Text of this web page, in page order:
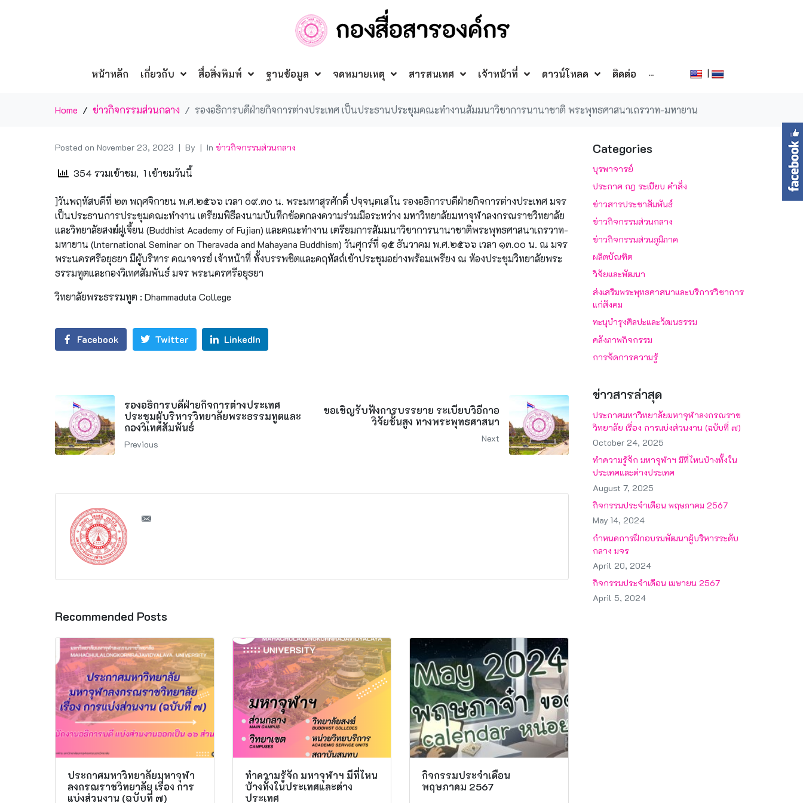
หน้าหลัก เกี่ยวกับ สื่อสิ่งพิมพ์ ฐานข้อมูล จดหมายเหตุ สารสนเทศ เจ้าหน้าที่ ดาวน์โหลด ติดต่อ ··· |
Home ข่าวกิจกรรมส่วนกลาง รองอธิการบดีฝ่ายกิจการต่างประเทศ เป็นประธานประชุมคณะทำงานสัมมนาวิชาการนานาชาติ พระพุทธศาสนาเถรวาท-มหายาน
Posted on November 23, 2023 By In ข่าวกิจกรรมส่วนกลาง
354 รวมเข้าชม, 1 เข้าชมวันนี้
]วันพฤหัสบดีที่ ๒๓ พฤศจิกายน พ.ศ.๒๕๖๖ เวลา ๐๙.๓๐ น. พระมหาสุรศักดิ์ ปจฺจนฺตเสโน รองอธิการบดีฝ่ายกิจการต่างประเทศ มจร
เป็นประธานการประชุมคณะทำงาน เตรียมพิธีลงนามบันทึกข้อตกลงความร่วมมือระหว่าง มหาวิทยาลัยมหาจุฬาลงกรณราชวิทยาลัย
และวิทยาลัยสงฆ์ฝูเจี้ยน (Buddhist Academy of Fujian) และคณะทำงาน เตรียมการสัมมนาวิชาการนานาชาติพระพุทธศาสนาเถรวาท-
มหายาน (lnternational Seminar on Theravada and Mahayana Buddhism) วันศุกร์ที่ ๑๕ ธันวาคม พ.ศ.๒๕๖๖ เวลา ๑๓.๐๐ น. ณ มจร
พระนครศรีอยุธยา มีผู้บริหาร คณาจารย์ เจ้าหน้าที่ ทั้งบรรพชิตและคฤหัสถ์เข้าประชุมอย่างพร้อมเพรียง ณ ห้องประชุมวิทยาลัยพระ
ธรรมทูตและกองวิเทศสัมพันธ์ มจร พระนครศรีอยุธยา
วิทยาลัยพระธรรมทูต : Dhammaduta College
Facebook Twitter LinkedIn
รองอธิการบดีฝ่ายกิจการต่างประเทศ
ประชุมผู้บริหารวิทยาลัยพระธรรมทูตและ
กองวิเทศสัมพันธ์
Previous
ขอเชิญรับฟังการบรรยาย ระเบียบวิอีกาอ
วิจัยชั้นสูง ทางพระพุทธศาสนา
Next
Recommended Posts
ประกาศมหาวิทยาลัยมหาจุฬา
ลงกรณราชวิทยาลัย เรื่อง การ
แบ่งส่วนงาน (ฉบับที่ ๗)
ทำความรู้จัก มหาจุฬาฯ มีที่ไหน
บ้างทั้งในประเทศและต่าง
ประเทศ
กิจกรรมประจำเดือน
พฤษภาคม 2567
Categories
บุรพาจารย์
ประกาศ กฎ ระเบียบ คำสั่ง
ข่าวสารประชาสัมพันธ์
ข่าวกิจกรรมส่วนกลาง
ข่าวกิจกรรมส่วนภูมิภาค
ผลิตบัณฑิต
วิจัยและพัฒนา
ส่งเสริมพระพุทธศาสนาและบริการวิชาการ
แก่สังคม
ทะนุบำรุงศิลปะและวัฒนธรรม
คลังภาพกิจกรรม
การจัดการความรู้
ข่าวสารล่าสุด
ประกาศมหาวิทยาลัยมหาจุฬาลงกรณราช
วิทยาลัย เรื่อง การแบ่งส่วนงาน (ฉบับที่ ๗)
October 24, 2025
ทำความรู้จัก มหาจุฬาฯ มีที่ไหนบ้างทั้งใน
ประเทศและต่างประเทศ
August 7, 2025
กิจกรรมประจำเดือน พฤษภาคม 2567
May 14, 2024
กำหนดการฝึกอบรมพัฒนาผู้บริหารระดับ
กลาง มจร
April 20, 2024
กิจกรรมประจำเดือน เมษายน 2567
April 5, 2024